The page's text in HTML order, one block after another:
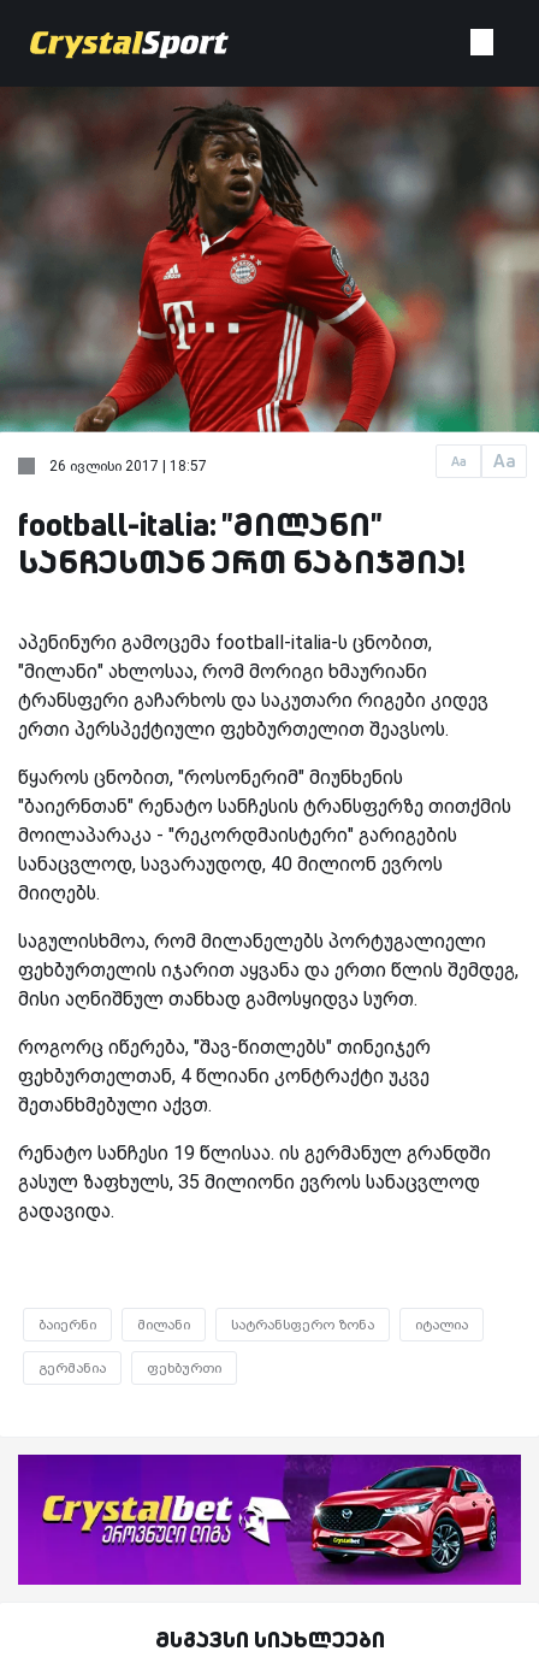
Aa Aa
26 ივლისი 2017 | 18:57
football-italia: "მილანი"
სანჩესთან ერთ ნაბიჯშია!
აპენინური გამოცემა football-italia-ს ცნობით,
"მილანი" ახლოსაა, რომ მორიგი ხმაურიანი
ტრანსფერი გაჩარხოს და საკუთარი რიგები კიდევ
ერთი პერსპექტიული ფეხბურთელით შეავსოს.
წყაროს ცნობით, "როსონერიმ" მიუნხენის
"ბაიერნთან" რენატო სანჩესის ტრანსფერზე თითქმის
მოილაპარაკა - "რეკორდმაისტერი" გარიგების
სანაცვლოდ, სავარაუდოდ, 40 მილიონ ევროს
მიიღებს.
საგულისხმოა, რომ მილანელებს პორტუგალიელი
ფეხბურთელის იჯარით აყვანა და ერთი წლის შემდეგ,
მისი აღნიშნულ თანხად გამოსყიდვა სურთ.
როგორც იწერება, "შავ-წითლებს" თინეიჯერ
ფეხბურთელთან, 4 წლიანი კონტრაქტი უკვე
შეთანხმებული აქვთ.
რენატო სანჩესი 19 წლისაა. ის გერმანულ გრანდში
გასულ ზაფხულს, 35 მილიონი ევროს სანაცვლოდ
გადავიდა.
ბაიერნი მილანი სატრანსფერო ზონა იტალია
გერმანია ფეხბურთი
მსგავსი სიახლეები